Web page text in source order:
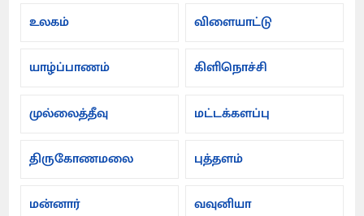
உலகம் விளையாட்டு
யாழ்ப்பாணம் கிளிநொச்சி
முல்லைத்தீவு மட்டக்களப்பு
திருகோணமலை புத்தளம்
மன்னார் வவுனியா